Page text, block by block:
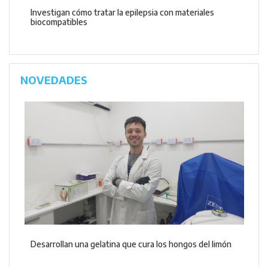
Investigan cómo tratar la epilepsia con materiales
biocompatibles
NOVEDADES
Desarrollan una gelatina que cura los hongos del limón